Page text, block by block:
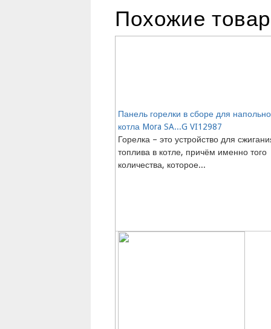
Похожие
Панель горелки в сборе для
котла Mora SA...G VI12987
Горелка – это устройство для
топлива в котле, причём именно того
количества, которое...